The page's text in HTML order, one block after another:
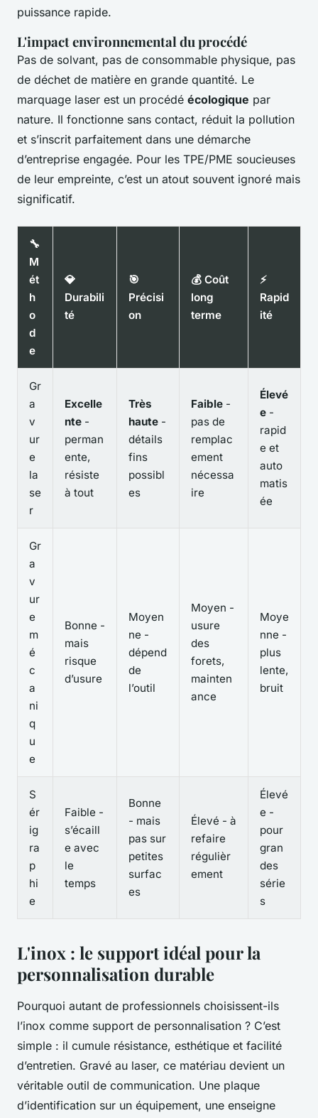
puissance rapide.
L'impact environnemental du procédé
Pas de solvant, pas de consommable physique, pas
de déchet de matière en grande quantité. Le
marquage laser est un procédé écologique par
nature. Il fonctionne sans contact, réduit la pollution
et s’inscrit parfaitement dans une démarche
d’entreprise engagée. Pour les TPE/PME soucieuses
de leur empreinte, c’est un atout souvent ignoré mais
significatif.
🔧
M
ét
h
o
d
e
💎
Durabili
té
🎯
Précisi
on
💰 Coût
long
terme
⚡
Rapid
ité
Gr
a
v
ur
e
la
se
r
Excelle
nte -
perman
ente,
résiste
à tout
Très
haute -
détails
fins
possibl
es
Faible -
pas de
remplac
ement
nécessa
ire
Élevé
e -
rapid
e et
auto
matis
ée
Gr
a
v
ur
e
m
é
c
a
ni
q
u
e
Bonne -
mais
risque
d’usure
Moyen
ne -
dépend
de
l’outil
Moyen -
usure
des
forets,
mainten
ance
Moye
nne -
plus
lente,
bruit
S
ér
ig
ra
p
hi
e
Faible -
s’écaill
e avec
le
temps
Bonne
- mais
pas sur
petites
surfac
es
Élevé - à
refaire
régulièr
ement
Élevé
e -
pour
gran
des
série
s
L'inox : le support idéal pour la
personnalisation durable
Pourquoi autant de professionnels choisissent-ils
l’inox comme support de personnalisation ? C’est
simple : il cumule résistance, esthétique et facilité
d’entretien. Gravé au laser, ce matériau devient un
véritable outil de communication. Une plaque
d’identification sur un équipement, une enseigne